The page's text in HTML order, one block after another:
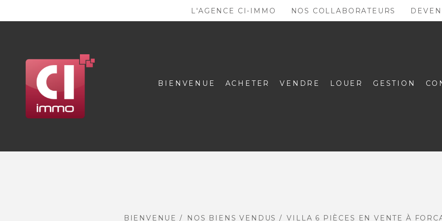
L'AGENCE CI-IMMO NOS COLLABORATEURS
BIENVENUE ACHETER VENDRE LOUER GESTION
BIENVENUE NOS BIENS VENDUS VILLA 6 PIÈCES EN VENTE À